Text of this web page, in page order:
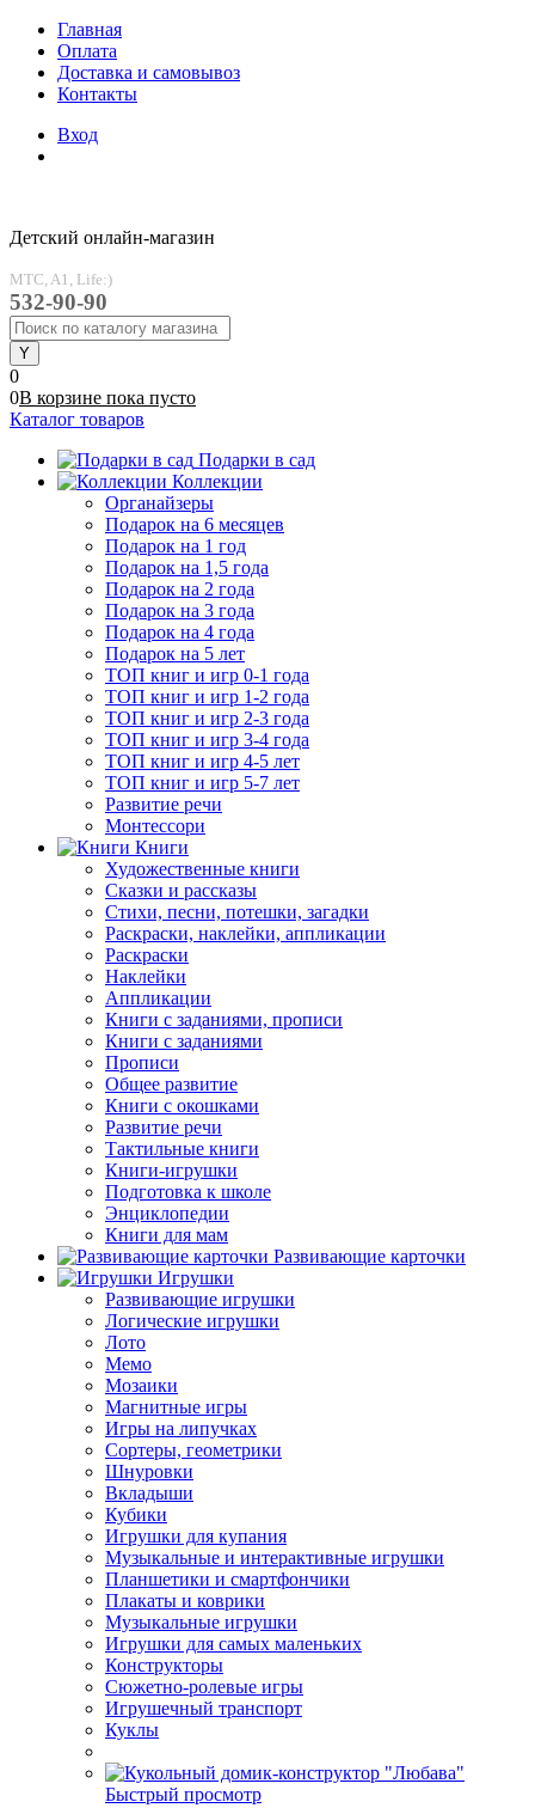
Главная
Оплата
Доставка и самовывоз
Контакты
Вход
Детский онлайн-магазин
MTC, A1, Life:)
532-90-90
0
0В корзине пока пусто
Каталог товаров
Подарки в сад
Коллекции
Органайзеры
Подарок на 6 месяцев
Подарок на 1 год
Подарок на 1,5 года
Подарок на 2 года
Подарок на 3 года
Подарок на 4 года
Подарок на 5 лет
ТОП книг и игр 0-1 года
ТОП книг и игр 1-2 года
ТОП книг и игр 2-3 года
ТОП книг и игр 3-4 года
ТОП книг и игр 4-5 лет
ТОП книг и игр 5-7 лет
Развитие речи
Монтессори
Книги
Художественные книги
Сказки и рассказы
Стихи, песни, потешки, загадки
Раскраски, наклейки, аппликации
Раскраски
Наклейки
Аппликации
Книги с заданиями, прописи
Книги с заданиями
Прописи
Общее развитие
Книги с окошками
Развитие речи
Тактильные книги
Книги-игрушки
Подготовка к школе
Энциклопедии
Книги для мам
Развивающие карточки
Игрушки
Развивающие игрушки
Логические игрушки
Лото
Мемо
Мозаики
Магнитные игры
Игры на липучках
Сортеры, геометрики
Шнуровки
Вкладыши
Кубики
Игрушки для купания
Музыкальные и интерактивные игрушки
Планшетики и смартфончики
Плакаты и коврики
Музыкальные игрушки
Игрушки для самых маленьких
Конструкторы
Сюжетно-ролевые игры
Игрушечный транспорт
Куклы
Быстрый просмотр